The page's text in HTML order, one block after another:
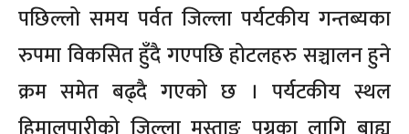
पछिल्लो समय पर्वत जिल्ला पर्यटकीय गन्तब्यका
रुपमा विकसित हुँदै गएपछि होटलहरु सञ्चालन हुने
क्रम समेत बढ्दै गएको छ । पर्यटकीय स्थल